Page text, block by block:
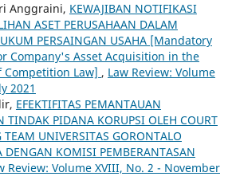
Anggraini, KEWAJIBAN NOTIFIKASI
ASET PERUSAHAAN DALAM
PERSAINGAN USAHA [Mandatory
Company's Asset Acquisition in the
Competition Law] , Law Review: Volume
2021
EFEKTIFITAS PEMANTAUAN
TINDAK PIDANA KORUPSI OLEH COURT
UNIVERSITAS GORONTALO
DENGAN KOMISI PEMBERANTASAN
Review: Volume XVIII, No. 2 - November